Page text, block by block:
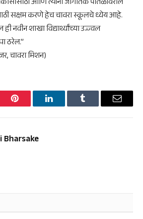
आणि त्यांना जागतिक पातळीवरील
सक्षम करणे हेच चावरा स्कूलचे ध्येय आहे.
नवीन शाखा विद्यार्थ्यांच्या उज्ज्वल
ठरेल.”
चावरा मिशन)
Pinterest LinkedInTumblr Email
Bharsake